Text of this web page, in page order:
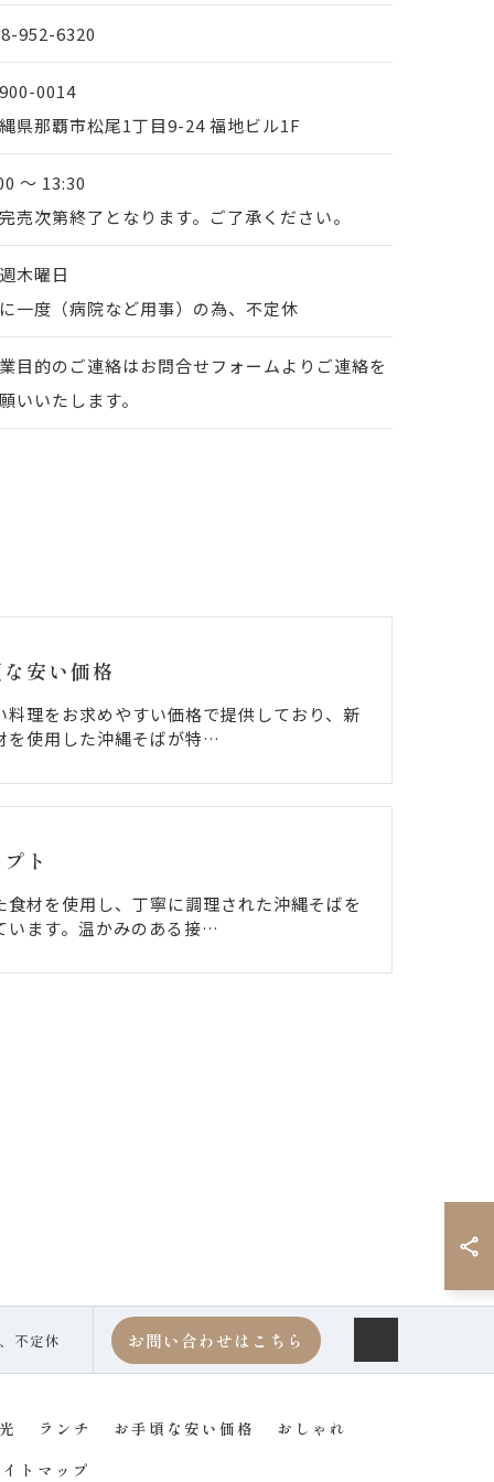
952-6320
0014
県那覇市松尾1丁目9-24 福地ビル1F
～ 13:30
売次第終了となります。ご了承ください。
木曜日
一度（病院など用事）の為、不定休
目的のご連絡はお問合せフォームよりご連絡を
いいたします。
安い価格
料理をお求めやすい価格で提供しており、新
を使用した沖縄そばが特…
ト
食材を使用し、丁寧に調理された沖縄そばを
います。温かみのある接…
不定休 お問い合わせはこちら
ランチ お手頃な安い価格
おしゃれ
トマップ